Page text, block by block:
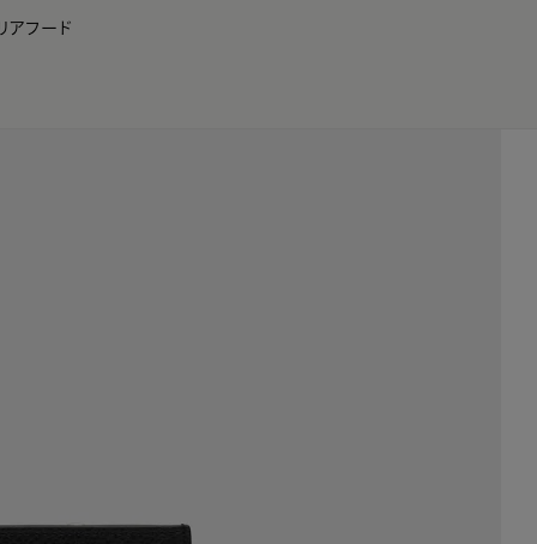
アフード